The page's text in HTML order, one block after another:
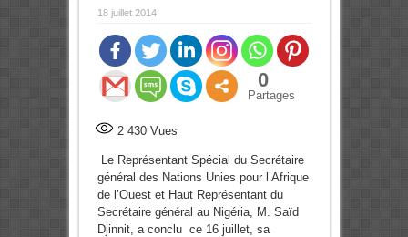
18 juillet 2014
0
Partages
2 430Vues
Le Représentant Spécial du Secrétaire
général des Nations Unies pour l’Afrique
de l’Ouest et Haut Représentant du
Secrétaire général au Nigéria, M. Saïd
Djinnit, a conclu ce 16 juillet, sa